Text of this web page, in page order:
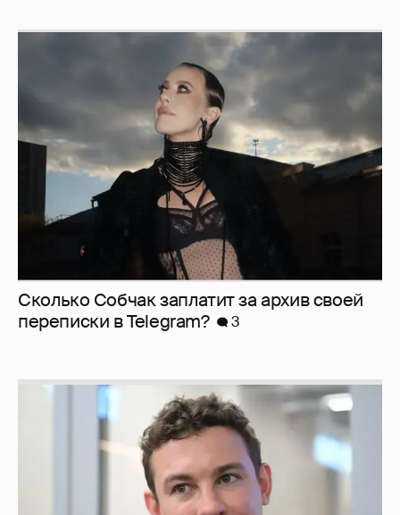
Сколько Собчак заплатит за архив своей
перeписки в Telegram?
3